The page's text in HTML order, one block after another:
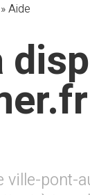
Aide
ville-pont-